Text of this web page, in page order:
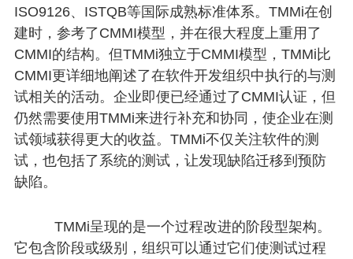
ISO9126、ISTQB等国际成熟标准体系。 TMMi在创
建时，参考了CMMI模型，并在很大程度上重用了
CMMI的结构。但TMMi独立于CMMI模型，TMMi比
CMMI更详细地阐述了在软件开发组织中执行的与测
试相关的活动。企业即便已经通过了CMMI认证，但
仍然需要使用TMMi来进行补充和协同，使企业在测
试领域获得更大的收益。 TMMi不仅关注软件的测
试，也包括了系统的测试，让发现缺陷迁移到预防
缺陷。
TMMi呈现的是一个过程改进的阶段型架构。
它包含阶段或级别，组织可以通过它们使测试过程